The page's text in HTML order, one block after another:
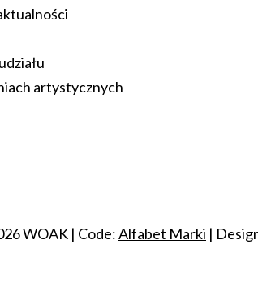
artystycznych
WOAK | Code:Alfabet Marki |